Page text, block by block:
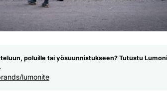
poluille tai yösuunnistukseen? Tutustu
lumonite